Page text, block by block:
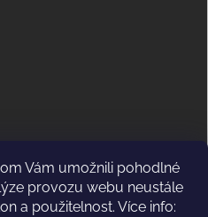
Vám umožnili pohodlné
provozu webu neustále
a použitelnost. Více info:
KUPNÍ SMLOUVY